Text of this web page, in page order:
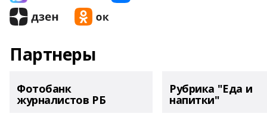
Партнеры
Фотобанк
журналистов РБ
Рубрика "Еда и
напитки"